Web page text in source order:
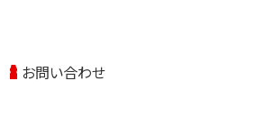
お問い合わせ